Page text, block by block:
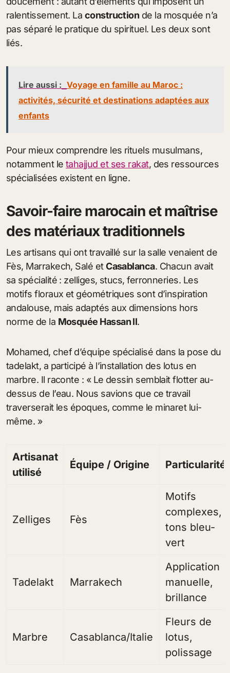
ralentissement. La construction de la mosquée n’a
pas séparé le pratique du spirituel. Les deux sont
liés.
Lire aussi : Voyage en famille au Maroc :
activités, sécurité et destinations adaptées aux
enfants
Pour mieux comprendre les rituels musulmans,
notamment le tahajjud et ses rakat, des ressources
spécialisées existent en ligne.
Savoir-faire marocain et maîtrise
des matériaux traditionnels
Les artisans qui ont travaillé sur la salle venaient de
Fès, Marrakech, Salé etCasablanca. Chacun avait
sa spécialité : zelliges, stucs, ferronneries. Les
motifs floraux et géométriques sont d’inspiration
andalouse, mais adaptés aux dimensions hors
norme de la Mosquée Hassan II.
Mohamed, chef d’équipe spécialisé dans la pose du
tadelakt, a participé à l’installation des lotus en
marbre. Il raconte : « Le dessin semblait flotter au-
dessus de l’eau. Nous savions que ce travail
traverserait les époques, comme le minaret lui-
même. »
Artisanat
utilisé
Équipe / Origine Particularité
Zelliges Fès
Motifs
complexes,
tons bleu-
vert
Tadelakt Marrakech
Application
manuelle,
brillance
Marbre Casablanca/Italie
Fleurs de
lotus,
polissage